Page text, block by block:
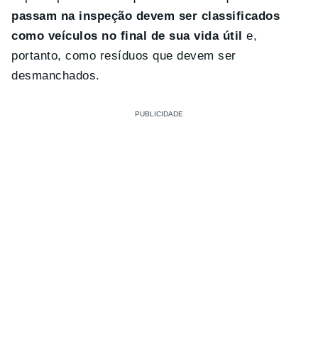
passam na inspeção devem ser classificados
como veículos no final de sua vida útil
e,
portanto, como resíduos que devem ser
desmanchados.